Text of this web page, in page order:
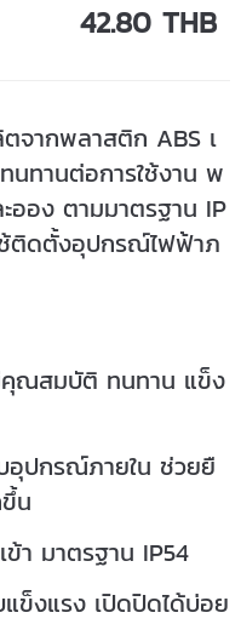
42.80 THB
จากพลาสติก ABS เ
ทานต่อการใช้งาน พ
อง ตามมาตรฐาน IP
ช้ติดตั้งอุปกรณ์ไฟฟ้าภ
ณสมบัติ ทนทาน แข็ง
อุปกรณ์ภายใน ช่วยยื
น
ข้า มาตรฐาน IP54
ข็งแรง เปิดปิดได้บ่อย